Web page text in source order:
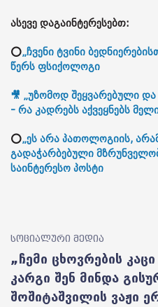
ასევე დაგაინტერესებთ:
⭕„ჩვენი ტვინი
წერს ფსიქოლოგი
🎥 „უზომოდ შეყვარებული
- რა კადრებს აქვეყნებს
⭕„ეს არა პათოლოგიის,
გადაჭარბებული
საინტერესო პოსტი
სოციალური მედია
„ჩემი ცხოვრების
კარგი შენ მინდა
შოშიტაშვილის ვაჟი